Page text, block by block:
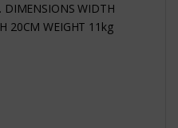
DIMENSIONS WIDTH
20CM WEIGHT 11kg